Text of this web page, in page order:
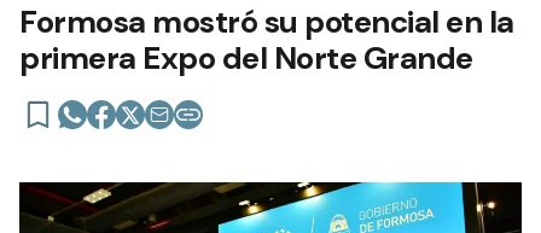
Formosa mostró su potencial en la
primera Expo del Norte Grande